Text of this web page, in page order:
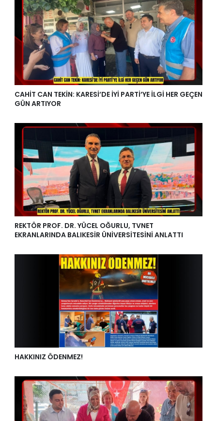
CAHİT CAN TEKİN: KARESİ’DE İYİ PARTİ’YE İLGİ HER GEÇEN
GÜN ARTIYOR
REKTÖR PROF. DR. YÜCEL OĞURLU, TVNET
EKRANLARINDA BALIKESİR ÜNİVERSİTESİNİ ANLATTI
HAKKINIZ ÖDENMEZ!